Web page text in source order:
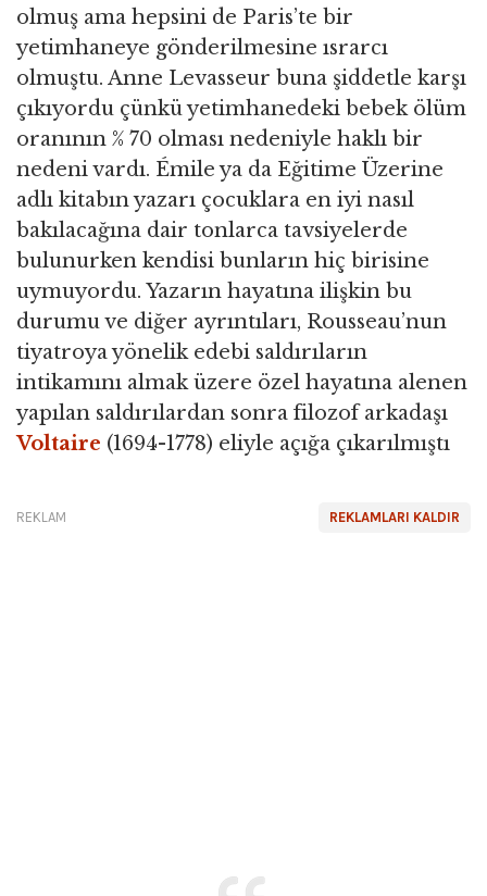
olmuş ama hepsini de Paris’te bir
yetimhaneye gönderilmesine ısrarcı
olmuştu. Anne Levasseur buna şiddetle karşı
çıkıyordu çünkü yetimhanedeki bebek ölüm
oranının % 70 olması nedeniyle haklı bir
nedeni vardı. Émile ya da Eğitime Üzerine
adlı kitabın yazarı çocuklara en iyi nasıl
bakılacağına dair tonlarca tavsiyelerde
bulunurken kendisi bunların hiç birisine
uymuyordu. Yazarın hayatına ilişkin bu
durumu ve diğer ayrıntıları, Rousseau’nun
tiyatroya yönelik edebi saldırıların
intikamını almak üzere özel hayatına alenen
yapılan saldırılardan sonra filozof arkadaşı
Voltaire (1694-1778) eliyle açığa çıkarılmıştı
REKLAMLARI KALDIR
REKLAM